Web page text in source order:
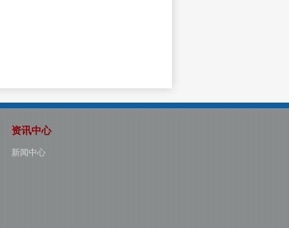
资讯中心
新闻中心